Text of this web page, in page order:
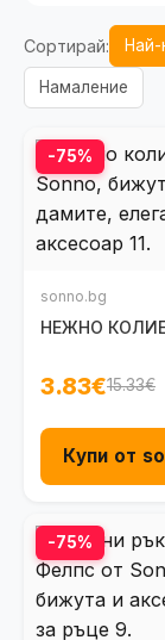
Сортирай: Най-
Намаление
-75%
sonno.bg
НЕЖНО
3.83€15.33€
Купи от
-75%